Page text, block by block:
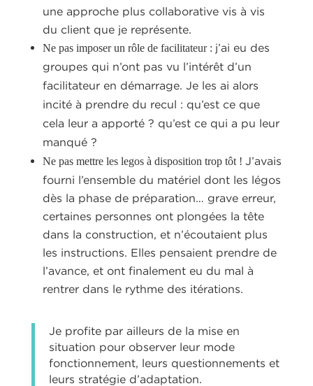
une approche plus collaborative vis à vis
du client que je représente.
Ne pas imposer un rôle de facilitateur : j’ai eu des
groupes qui n’ont pas vu l’intérêt d’un
facilitateur en démarrage. Je les ai alors
incité à prendre du recul : qu’est ce que
cela leur a apporté ? qu’est ce qui a pu leur
manqué ?
Ne pas mettre les legos à disposition trop tôt ! J’avais
fourni l’ensemble du matériel dont les légos
dès la phase de préparation… grave erreur,
certaines personnes ont plongées la tête
dans la construction, et n’écoutaient plus
les instructions. Elles pensaient prendre de
l’avance, et ont finalement eu du mal à
rentrer dans le rythme des itérations.
Je profite par ailleurs de la mise en
situation pour observer leur mode
fonctionnement, leurs questionnements et
leurs stratégie d’adaptation.